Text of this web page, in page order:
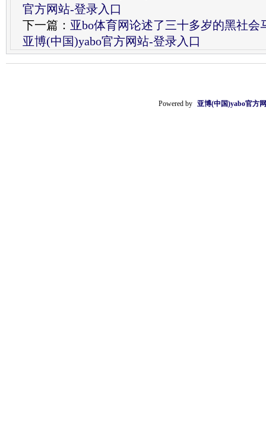
官方网站-登录入口
下一篇： 亚bo体育网论述了三十多岁的黑社
亚博(中国)yabo官方网站-登录入口
Powered by 亚博(中国)yabo官方